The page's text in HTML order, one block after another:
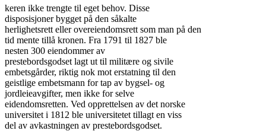
keren ikke trengte til eget behov. Disse
disposisjoner bygget på den såkalte
herlighetsrett eller overeiendomsrett som man på den
tid mente tillå kronen. Fra 1791 til 1827 ble
nesten 300 eiendommer av
prestebordsgodset lagt ut til militære og sivile
embetsgårder, riktig nok mot erstatning til den
geistlige embetsmann for tap av bygsel- og
jordleieavgifter, men ikke for selve
eidendomsretten. Ved opprettelsen av det norske
universitet i 1812 ble universitetet tillagt en viss
del av avkastningen av prestebordsgodset.